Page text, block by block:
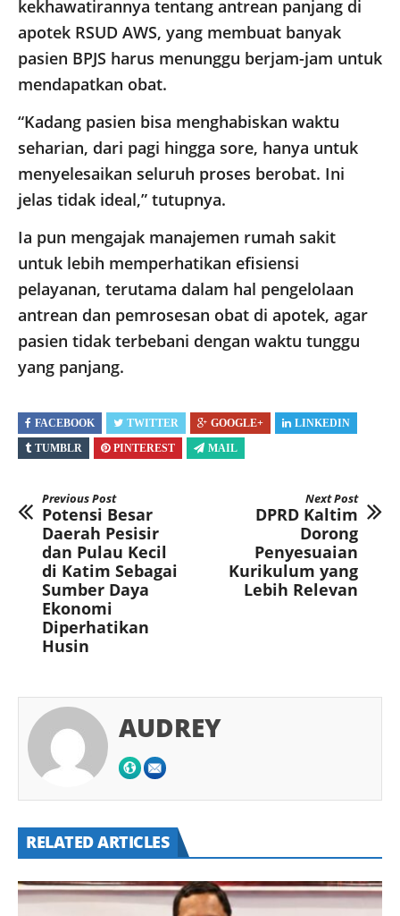
kekhawatirannya tentang antrean panjang di
apotek RSUD AWS, yang membuat banyak
pasien BPJS harus menunggu berjam-jam untuk
mendapatkan obat.
“Kadang pasien bisa menghabiskan waktu
seharian, dari pagi hingga sore, hanya untuk
menyelesaikan seluruh proses berobat. Ini
jelas tidak ideal,” tutupnya.
Ia pun mengajak manajemen rumah sakit
untuk lebih memperhatikan efisiensi
pelayanan, terutama dalam hal pengelolaan
antrean dan pemrosesan obat di apotek, agar
pasien tidak terbebani dengan waktu tunggu
yang panjang.
FACEBOOK TWITTER GOOGLE+
LINKEDIN
TUMBLR
PINTEREST MAIL
Previous Post
Potensi Besar
Daerah Pesisir
dan Pulau Kecil
di Katim Sebagai
Sumber Daya
Ekonomi
Diperhatikan
Husin
Next Post
DPRD Kaltim
Dorong
Penyesuaian
Kurikulum yang
Lebih Relevan
AUDREY
RELATED ARTICLES